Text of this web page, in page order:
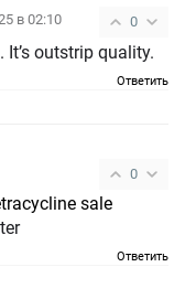
0
в 02:10
outstrip quality.
Ответить
0
sale
Ответить